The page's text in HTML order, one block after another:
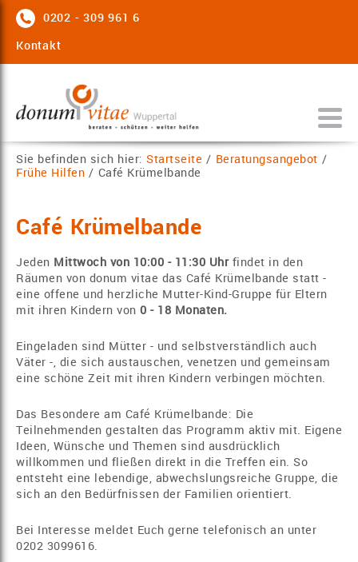
0202 - 309 961 6
Kontakt
Sie befinden sich hier: Startseite / Beratungsangebot /
Frühe Hilfen / Café Krümelbande
Café Krümelbande
Jeden Mittwoch von 10:00 - 11:30 Uhrfindet in den
Räumen von donum vitae das Café Krümelbande statt -
eine offene und herzliche Mutter-Kind-Gruppe für Eltern
mit ihren Kindern von 0 - 18 Monaten.
Eingeladen sind Mütter - und selbstverständlich auch
Väter -, die sich austauschen, venetzen und gemeinsam
eine schöne Zeit mit ihren Kindern verbingen möchten.
Das Besondere am Café Krümelbande: Die
Teilnehmenden gestalten das Programm aktiv mit. Eigene
Ideen, Wünsche und Themen sind ausdrücklich
willkommen und fließen direkt in die Treffen ein. So
entsteht eine lebendige, abwechslungsreiche Gruppe, die
sich an den Bedürfnissen der Familien orientiert.
Bei Interesse meldet Euch gerne telefonisch an unter
0202 3099616.